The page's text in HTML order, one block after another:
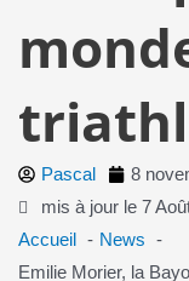
Pascal 8
mis à jour le 7
Accueil
News
Emilie Morier, la